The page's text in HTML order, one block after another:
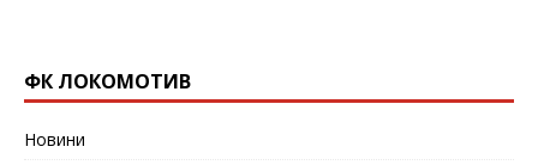
ФК ЛОКОМОТИВ
Новини